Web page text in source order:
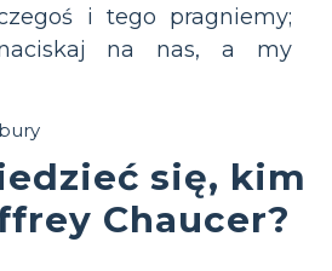
i tego pragniemy;
na nas, a my
się, kim
Chaucer?